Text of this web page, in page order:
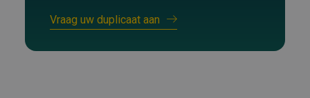
Vraag uw duplicaat aan